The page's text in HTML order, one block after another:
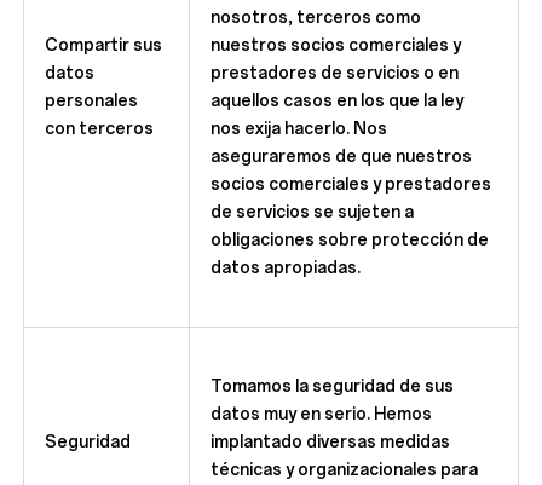
Compartir sus
datos
personales
con terceros
nosotros, terceros como
nuestros socios comerciales y
prestadores de servicios o en
aquellos casos en los que la ley
nos exija hacerlo. Nos
aseguraremos de que nuestros
socios comerciales y prestadores
de servicios se sujeten a
obligaciones sobre protección de
datos apropiadas.
Seguridad
Tomamos la seguridad de sus
datos muy en serio. Hemos
implantado diversas medidas
técnicas y organizacionales para